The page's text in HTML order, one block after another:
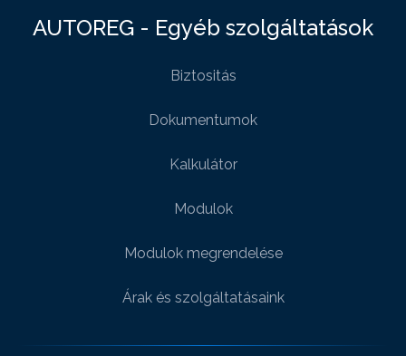
AUTOREG - Egyéb szolgáltatások
Biztositás
Dokumentumok
Kalkulátor
Modulok
Modulok megrendelése
Árak és szolgáltatásaink